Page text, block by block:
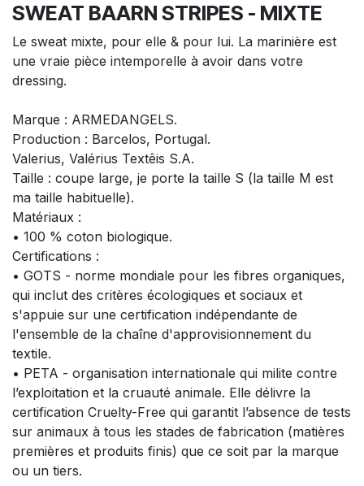
SWEAT BAARN STRIPES - MIXTE
Le sweat mixte, pour elle & pour lui. La marinière est
une vraie pièce intemporelle à avoir dans votre
dressing.
Marque : ARMEDANGELS.
Production : Barcelos, Portugal.
Valerius, Valérius Textêis S.A.
Taille : coupe large, je porte la taille S (la taille M est
ma taille habituelle).
Matériaux :
• 100 % coton biologique.
Certifications :
• GOTS - norme mondiale pour les fibres organiques,
qui inclut des critères écologiques et sociaux et
s'appuie sur une certification indépendante de
l'ensemble de la chaîne d'approvisionnement du
textile.
• PETA - organisation internationale qui milite contre
l’exploitation et la cruauté animale. Elle délivre la
certification Cruelty-Free qui garantit l’absence de tests
sur animaux à tous les stades de fabrication (matières
premières et produits finis) que ce soit par la marque
ou un tiers.